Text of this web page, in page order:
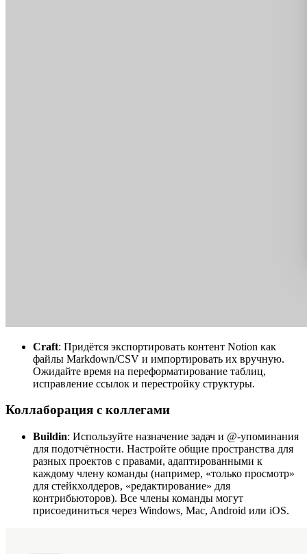
Craft: Придётся экспортировать контент Notion как
файлы Markdown/CSV и импортировать их вручную.
Ожидайте время на переформатирование таблиц,
исправление ссылок и перестройку структуры.
Коллаборация с коллегами
Buildin: Используйте назначение задач и @-упоминания
для подотчётности. Настройте общие пространства для
разных проектов с правами, адаптированными к
каждому члену команды (например, «только просмотр»
для стейкхолдеров, «редактирование» для
контрибьюторов). Все члены команды могут
присоединиться через Windows, Mac, Android или iOS.